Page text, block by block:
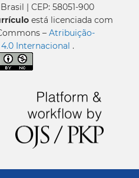
| CEP: 58051-900
está licenciada com
– Atribuição-
Internacional .